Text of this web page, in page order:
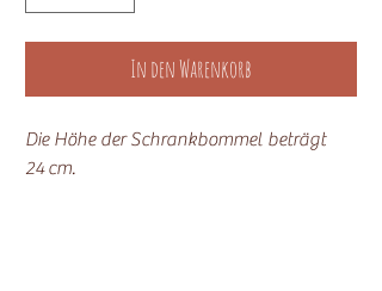
In den Warenkorb
Die Höhe der Schrankbommel beträgt
24 cm.